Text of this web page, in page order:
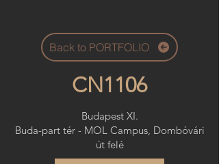
Back to PORTFOLIO
CN1106
Budapest XI.
Buda-part tér - MOL Campus, Dombóvári
út felé